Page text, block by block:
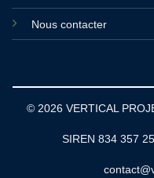
Nous contacter
© 2026 VERTICAL
SIREN 834 357